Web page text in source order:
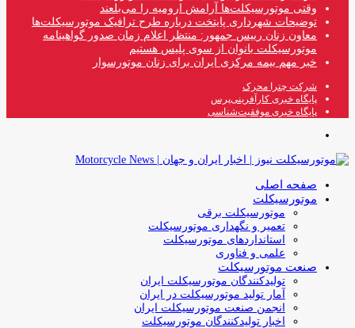
وقتی موتورسیکلت‌ها آرامش ارومیه را می‌بلعند
توضیحات شهرداری پایتخت درباره طرح ترافیک موتورسیکلت‌ها
معاون زنان رییس جمهور: منتظر اعلام زمان صدور گواهینامه
موتورسیکلت بانوان از سوی پلیس هستیم
خبر مهم بیمه مرکزی ایران برای زنان موتورسوار
شرکت چترا محرک
پایگاه خبری کارآفرینی‌پرس
پایگاه خبری موفقیت‌شناسی
صفحه اصلی
موتورسیکلت
موتورسیکلت برقی
تعمیر و نگهداری موتورسیکلت
استانداردهای موتورسیکلت
علمی و فناوری
صنعت موتورسیکلت
تولیدکنندگان موتورسیکلت ایران
آمار تولید موتورسیکلت در ایران
انجمن صنعت موتورسیکلت ایران
اخبار تولیدکنندگان موتورسیکلت